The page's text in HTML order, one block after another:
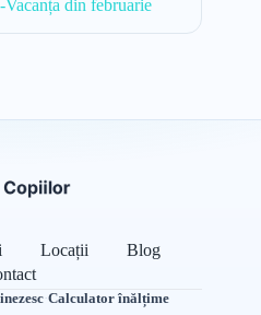
din februarie
Locații
Blog
·Calculator înălțime